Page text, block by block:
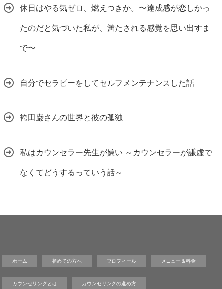
休日はやる気ゼロ、燃えつきか。〜達成感が恋しかっ
たのだと気づいた私が、満たされる感覚を思い出すま
で〜
自分でセラピーをしてセルフメンテナンスした話
袴田巌さんの世界と彼の孤独
私はカウンセラー先生が嫌い ～カウンセラーが謙虚で
なくてどうするっていう話～
ホーム 初めての方へ プロフィール メニュー＆料金
カウンセリングとは カウンセリングの進め方